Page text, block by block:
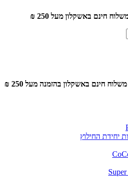
חינם באשקלון מעל 250 ₪
חינם באשקלון בהזמנה מעל 250 ₪
יחידת החילוץ